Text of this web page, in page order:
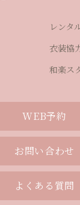
レンタ
衣装協
和楽ス
WEB予約
お問い合わせ
よくある質問